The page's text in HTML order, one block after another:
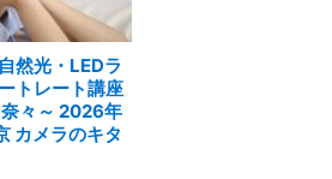
然光・LEDラ
トレート講座
々～ 2026年
カメラのキタ